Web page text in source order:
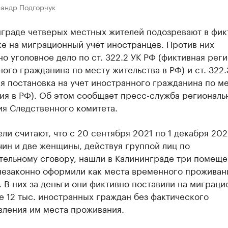
Подгорчук
четверых местных жителей подозревают в
на миграционный учет иностранцев. Против них
уголовное дело по ст. 322.2 УК РФ (фиктивная
гражданина по месту жительства в РФ) и ст.
постановка на учет иностранного гражданина по
в РФ). Об этом сообщает пресс-служба
Следственного комитета.
считают, что с 20 сентября 2021 по 1 декабря
и две женщины, действуя группой лиц по
сговору, нашли в Калининграде три
оформили как места временного
В них за деньги они фиктивно поставили на
12 тыс. иностранных граждан без фактического
им места проживания.